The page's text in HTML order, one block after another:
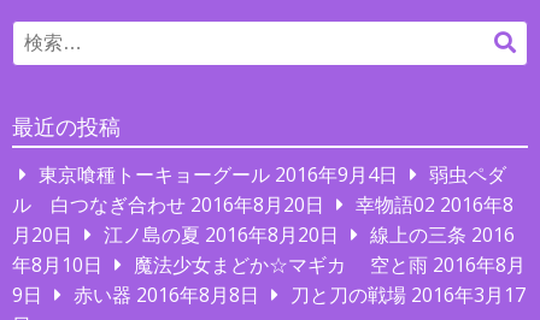
Search
for:
検
最近の投稿
東京喰種トーキョーグール 2016年9月4日
弱虫ペダ
ル 白つなぎ合わせ 2016年8月20日 幸物語02 2016年8
月20日
江ノ島の夏 2016年8月20日 線上の三条 2016
年8月10日
魔法少女まどか☆マギカ 空と雨 2016年8月
9日
赤い器 2016年8月8日 刀と刀の戦場 2016年3月17